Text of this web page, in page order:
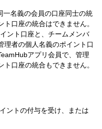
一名義の会員の口座同士の統
口座の統合はできません。
ント口座と、チームメンバ
理者の個人名義のポイント口
アプリ会員で、管理
口座の統合もできません。
ントの付与を受け、または